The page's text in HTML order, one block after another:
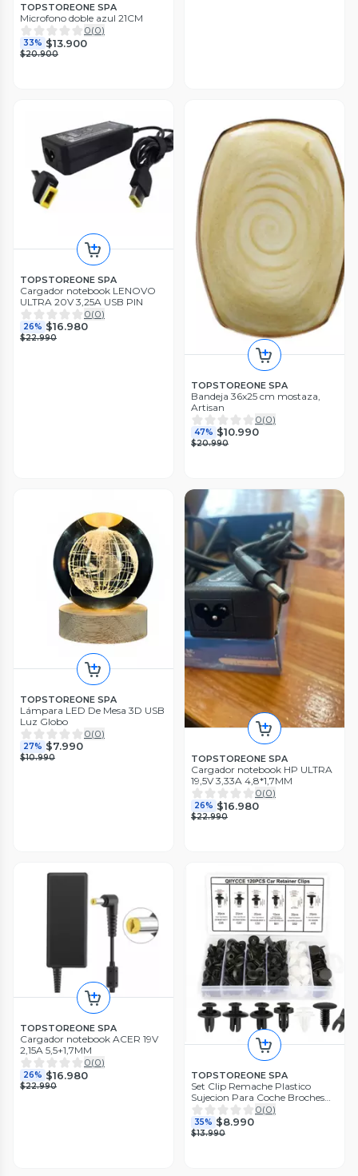
TOPSTOREONE SPA
Microfono doble azul 21CM
0(0)
33% $13.900
$20.900
TOPSTOREONE SPA
Cargador notebook LENOVO
ULTRA 20V 3,25A USB PIN
0(0)
26% $16.980
$22.990
TOPSTOREONE SPA
Bandeja 36x25 cm mostaza,
Artisan
0(0)
47% $10.990
$20.990
TOPSTOREONE SPA
Lámpara LED De Mesa 3D USB
Luz Globo
0(0)
27% $7.990
$10.990 TOPSTOREONE SPA
Cargador notebook HP ULTRA
19,5V 3,33A 4,8*1,7MM
0(0)
26% $16.980
$22.990
TOPSTOREONE SPA
Cargador notebook ACER 19V
2,15A 5,5+1,7MM
0(0)
26% $16.980
$22.990
TOPSTOREONE SPA
Set Clip Remache Plastico
Sujecion Para Coche Broches
Autos
0(0)
35% $8.990
$13.990